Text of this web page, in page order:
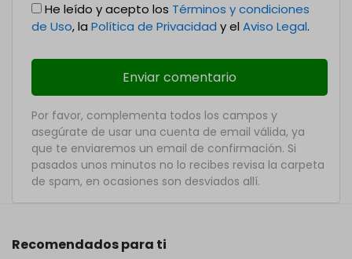
He leído y acepto los Términos y condiciones
de Uso, la Política de Privacidad y el Aviso Legal.
Por favor, complementa todos los campos y
asegúrate de usar una cuenta de email válida, ya
que te enviaremos un email de confirmación. Si
pasados unos minutos no lo recibes revisa la carpeta
de spam, en ocasiones son desviados allí.
Recomendados para ti